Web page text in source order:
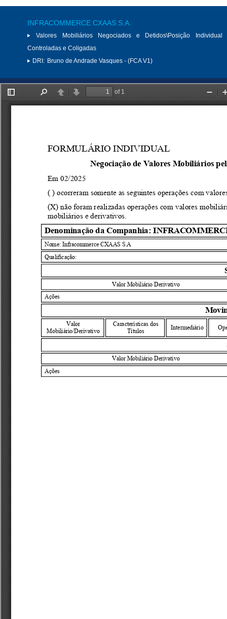
INFRACOMMERCE CXAAS S.A.
Valores Mobiliários Negociados e Detidos\Posição
Controladas e Coligadas
DRI: Bruno de Andrade Vasques - (FCA V1)